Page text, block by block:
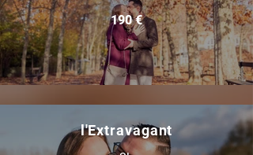
190 €
l'Extravagant